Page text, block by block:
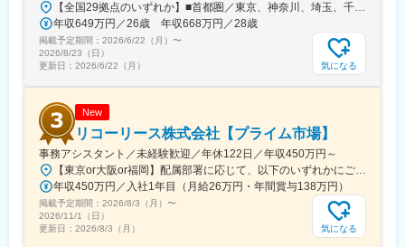
があり、公平・公正な評価制度を導入
◎働く環境：土日祝休・フレックス・在宅・残業を美徳としない
文化が根付いており、「健康経営優良法人」「えるぼし」「くる
みん」などの認定を取得
◎休暇制度：有給休暇とは別に、年5日間連続のリフレッシュ休暇
取得可能
◎福利厚生：会社都合の転勤時は住宅補助や引越費用あり。遠隔
地勤務手当や、一定以上の役職で勤務エリアを選択できる制度あ
り
変更の範囲：会社の定める業務
【全国29拠点のいずれか】■首都圏／東京、神奈川、埼玉、千葉■関東／栃木、群馬■関西／大阪、兵庫、京都■中部／愛知■北信越／新潟■東北／福島■中四国／岡山、広島■九州／福岡※詳細住所は「勤務地一覧」からご確認いただけます※受動喫煙対策：屋内全面禁煙※U・Iターン支援あり（社宅制度など）★：総合職の募集━━━全国転勤を含む総合職での募集です。4年程度のサイクルで支店や部署を異動し、経験を積み重ねながらキャリアを進んでいきます。定例で行う上長との面談で「マネジメントを目指したい」「経験を活かして人事へキャリアチェンジしたい」などの希望を出すことが可能です。日頃から上司との距離も近く、個人の働きっぷりがよく見える環境。希望や適性、これからに対する期待などに応じて、最適な配属を行っています。◎社宅制度、引っ越し費用負担があり、生活の不安なく経験の幅を広げていただけます。
年収649万円／26歳 年収668万円／28歳
掲載予定期間： 2026/6/22（月） 〜
2026/8/23（日）
更新日： 2026/6/22（月） 気になる
New
リコーリース株式会社【プライム市場】
事務アシスタント／未経験歓迎／年休122日／年収450万円～
【東京or大阪or福岡】配属部署に応じて、以下のいずれかにご勤務いただきます。初期配属地は、ご希望の地域に配属いたします。■本社東京都港区東新橋1-5-2 汐留シティセンター19F☆JR・地下鉄各線 新橋駅より徒歩1分☆都営地下鉄大江戸線 汐留駅より徒歩1分■豊洲事業所東京都江東区東雲1-7-12 KDX豊洲グランスクエア7F☆東京メトロ有楽町線・ゆりかもめ 豊洲駅 徒歩12分☆りんかい線 東雲駅 徒歩12分※豊洲駅より「KDXグランスクエア行き無料シャトルバス」が運行しています。■関西支社大阪府大阪市北区堂島浜2-2-28 堂島アクシスビル12F☆地下鉄四ツ橋線・西梅田駅より徒歩10分・肥後橋駅 徒歩7分☆JR大阪駅 徒歩15分■九州支社福岡県福岡市博多区博多駅東2-10-35 博多プライムイースト3F☆JR博多駅より徒歩7分※受動喫煙対策有（屋内全面禁煙）
年収450万円／入社1年目（月給26万円・年間賞与138万円）
掲載予定期間： 2026/8/3（月） 〜
2026/11/1（日）
更新日： 2026/8/3（月） 気になる